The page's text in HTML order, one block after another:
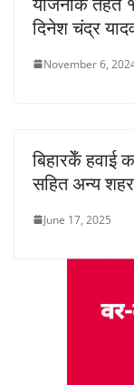
दिनेश चंद्र
November 6,
बिहारकेँ हवाई
सहित अन्य
June 17, 2025